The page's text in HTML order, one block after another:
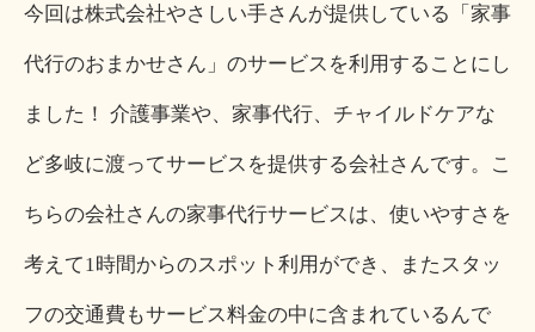
今回は株式会社やさしい手さんが提供している「家事
代行のおまかせさん」のサービスを利用することにし
ました！ 介護事業や、家事代行、チャイルドケアな
ど多岐に渡ってサービスを提供する会社さんです。こ
ちらの会社さんの家事代行サービスは、使いやすさを
考えて1時間からのスポット利用ができ、またスタッ
フの交通費もサービス料金の中に含まれているんで